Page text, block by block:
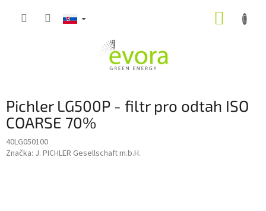
Pichler LG500P - filtr pro odtah ISO
COARSE 70%
40LG050100
Značka: J. PICHLER Gesellschaft m.b.H.